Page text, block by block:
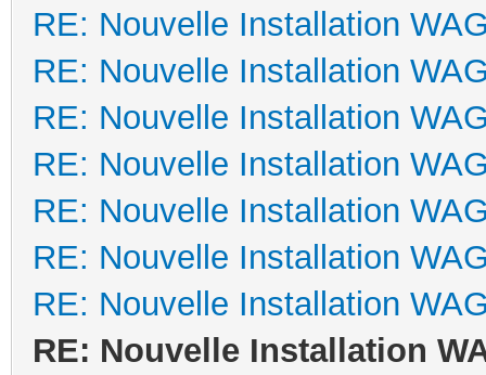
RE: Nouvelle Installation
RE: Nouvelle Installation
RE: Nouvelle Installation
RE: Nouvelle Installation
RE: Nouvelle Installation
RE: Nouvelle Installation
RE: Nouvelle Installation
RE: Nouvelle Installation